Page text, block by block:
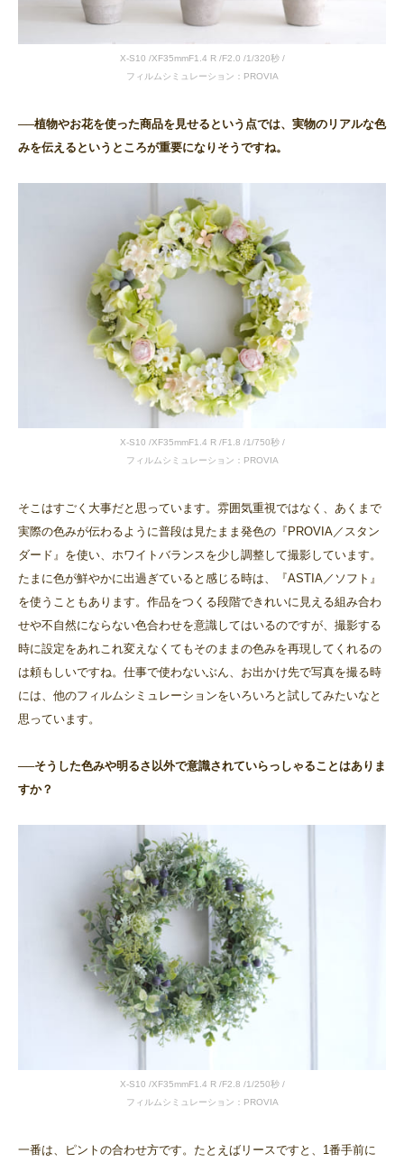
X-S10 /XF35mmF1.4 R /F2.0 /1/320秒 /
フィルムシミュレーション：PROVIA
──植物やお花を使った商品を見せるという点では、実物のリアルな色
みを伝えるというところが重要になりそうですね。
X-S10 /XF35mmF1.4 R /F1.8 /1/750秒 /
フィルムシミュレーション：PROVIA
そこはすごく大事だと思っています。雰囲気重視ではなく、あくまで
実際の色みが伝わるように普段は見たまま発色の『PROVIA／スタン
ダード』を使い、ホワイトバランスを少し調整して撮影しています。
たまに色が鮮やかに出過ぎていると感じる時は、『ASTIA／ソフト』
を使うこともあります。作品をつくる段階できれいに見える組み合わ
せや不自然にならない色合わせを意識してはいるのですが、撮影する
時に設定をあれこれ変えなくてもそのままの色みを再現してくれるの
は頼もしいですね。仕事で使わないぶん、お出かけ先で写真を撮る時
には、他のフィルムシミュレーションをいろいろと試してみたいなと
思っています。
──そうした色みや明るさ以外で意識されていらっしゃることはありま
すか？
X-S10 /XF35mmF1.4 R /F2.8 /1/250秒 /
フィルムシミュレーション：PROVIA
一番は、ピントの合わせ方です。たとえばリースですと、1番手前に